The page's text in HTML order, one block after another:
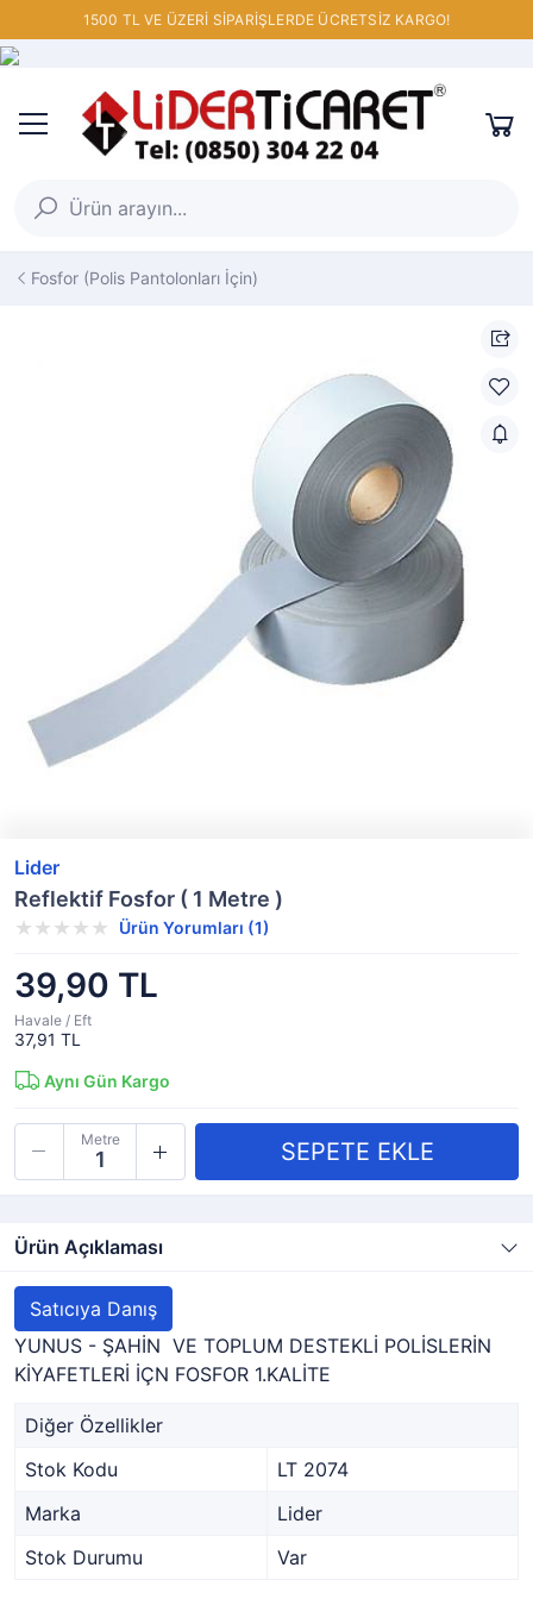
1500 TL VE ÜZERİ SİPARİŞLERDE ÜCRETSİZ KARGO!
Fosfor (Polis Pantolonları İçin)
Lider
Reflektif Fosfor ( 1 Metre )
Ürün Yorumları (1)
39,90 TL
Havale / Eft
37,91 TL
Aynı Gün Kargo
Metre
Ürün Açıklaması
Satıcıya Danış
YUNUS - ŞAHİN VE TOPLUM DESTEKLİ POLİSLERİN
KİYAFETLERİ İÇN FOSFOR 1.KALİTE
Diğer Özellikler
Stok Kodu
LT 2074
Marka
Lider
Stok Durumu
Var